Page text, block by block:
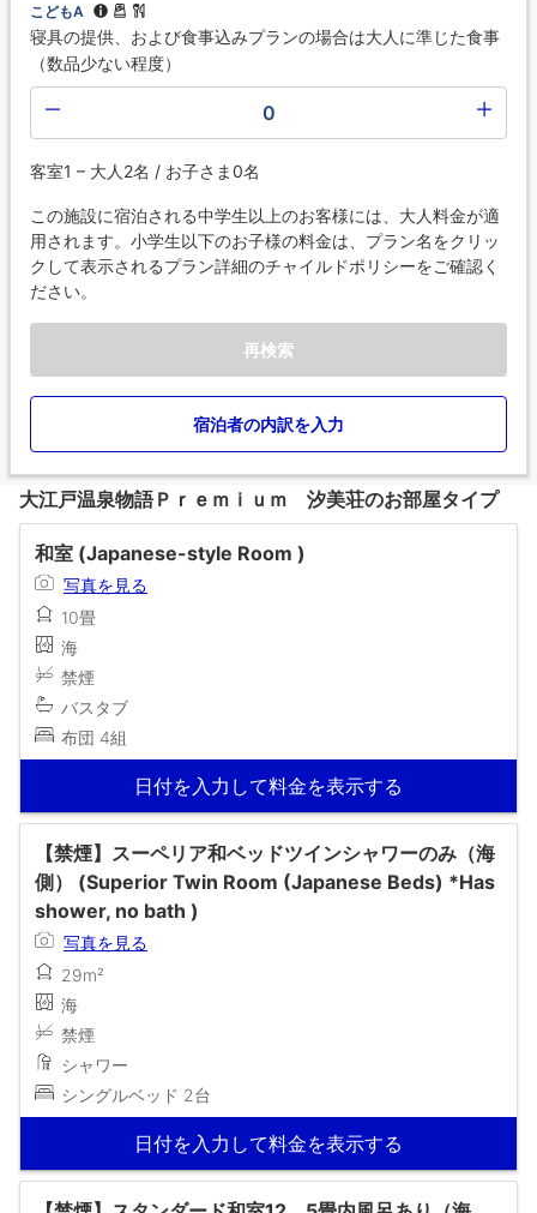
こどもA
寝具の提供、および食事込みプランの場合は大人に準じた食事
（数品少ない程度）
0
客室1 – 大人2名 / お子さま0名
この施設に宿泊される中学生以上のお客様には、大人料金が適
用されます。小学生以下のお子様の料金は、プラン名をクリッ
クして表示されるプラン詳細のチャイルドポリシーをご確認く
ださい。
再検索
宿泊者の内訳を入力
大江戸温泉物語Ｐｒｅｍｉｕｍ 汐美荘のお部屋タイプ
和室 (Japanese-style Room )
写真を見る
10畳
海
禁煙
バスタブ
布団 4組
日付を入力して料金を表示する
【禁煙】スーペリア和ベッドツインシャワーのみ（海
側） (Superior Twin Room (Japanese Beds) *Has
shower, no bath )
写真を見る
29m²
海
禁煙
シャワー
シングルベッド 2台
日付を入力して料金を表示する